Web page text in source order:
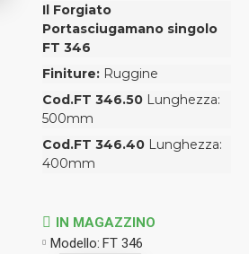
Il Forgiato
Portasciugamano singolo
FT 346
Finiture: Ruggine
Cod.FT 346.50 Lunghezza:
500mm
Cod.FT 346.40 Lunghezza:
400mm
IN MAGAZZINO
Modello: FT 346